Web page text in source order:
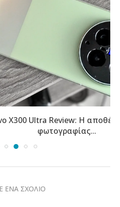
Η αποθέωση της
ΕΝΑ ΣΧΟΛΙΟ